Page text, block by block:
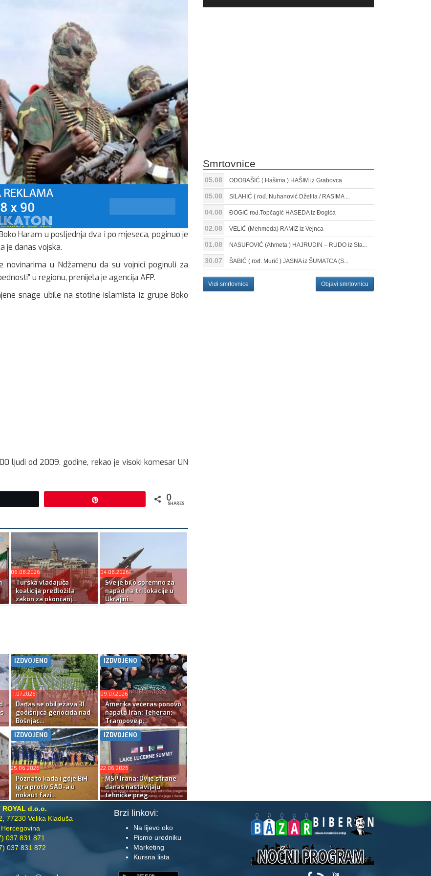
Haram u posljednja dva i po mjeseca, poginuo je
je danas vojska.
novinarima u Ndžamenu da su vojnici poginuli za
u regionu, prenijela je agencija AFP.
snage ubile na stotine islamista iz grupe Boko
ljudi od 2009. godine, rekao je visoki komesar UN
0
SHARES
06.08.2026
Turska vladajuća
koalicija predložila
zakon za okončanj...
04.08.2026
Sve je bilo spremno za
napad na tri lokacije u
Ukrajini...
IZDVOJENO
11.07.2026
Danas se obilježava 31.
godišnjica genocida nad
Bošnjac...
IZDVOJENO
09.07.2026
Amerika večeras ponovo
napala Iran; Teheran:
Trampove p...
IZDVOJENO
25.06.2026
Poznato kada i gdje BiH
igra protiv SAD-a u
nokaut fazi...
IZDVOJENO
22.06.2026
MSP Irana: Dvije strane
danas nastavljaju
tehničke preg...
Gore/Dole
Smrtovnice
05.08 ODOBAŠIĆ ( Hašima ) HAŠIM iz Grabovca
05.08 SILAHIĆ ( rođ. Nuhanović Dželila / RASIMA ...
04.08 ĐOGIĆ rođ.Topčagić HASEDA iz Đogića
02.08 VELIĆ (Mehmeda) RAMIZ iz Vejnca
01.08 NASUFOVIĆ (Ahmeta ) HAJRUDIN – RUDO iz Sta...
30.07 ŠABIĆ ( rođ. Murić ) JASNA iz ŠUMATCA (S...
Vidi smrtovnice Objavi smrtovnicu
ROYAL d.o.o.
77230 Velika Kladuša
037 831 871
037 831 872
Brzi linkovi:
Na lijevo oko
Pismo uredniku
Marketing
Kursna lista